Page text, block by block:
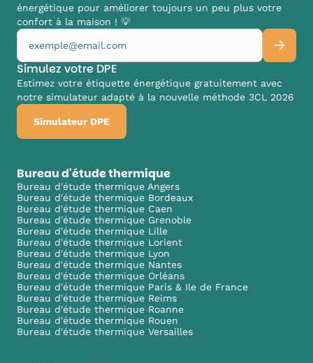
énergétique pour améliorer toujours un peu plus votre
confort à la maison ! 💡
Simulez votre DPE
Estimez votre étiquette énergétique gratuitement avec
notre simulateur adapté à la nouvelle méthode 3CL 2026
Simulateur DPE
Bureau d'étude thermique
Bureau d'étude thermique Angers
Bureau d'étude thermique Bordeaux
Bureau d'étude thermique Caen
Bureau d'étude thermique Grenoble
Bureau d'étude thermique Lille
Bureau d'étude thermique Lorient
Bureau d'étude thermique Lyon
Bureau d'étude thermique Nantes
Bureau d'étude thermique Orléans
Bureau d'étude thermique Paris & Ile de France
Bureau d'étude thermique Reims
Bureau d'étude thermique Roanne
Bureau d'étude thermique Rouen
Bureau d'étude thermique Versailles